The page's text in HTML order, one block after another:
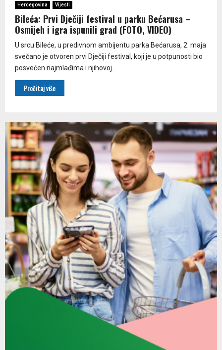
Hercegovina Vijesti
Bileća: Prvi Dječiji festival u parku Bećarusa –
Osmijeh i igra ispunili grad (FOTO, VIDEO)
U srcu Bileće, u predivnom ambijentu parka Bećarusa, 2. maja
svečano je otvoren prvi Dječiji festival, koji je u potpunosti bio
posvećen najmlađima i njihovoj...
Pročitaj više